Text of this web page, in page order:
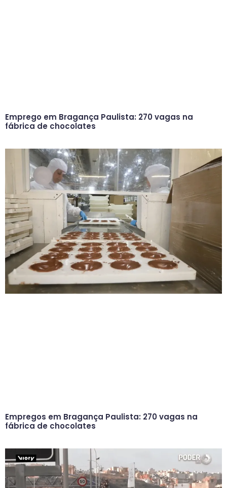
Emprego em Bragança Paulista: 270 vagas na
fábrica de chocolates
Empregos em Bragança Paulista: 270 vagas na
fábrica de chocolates